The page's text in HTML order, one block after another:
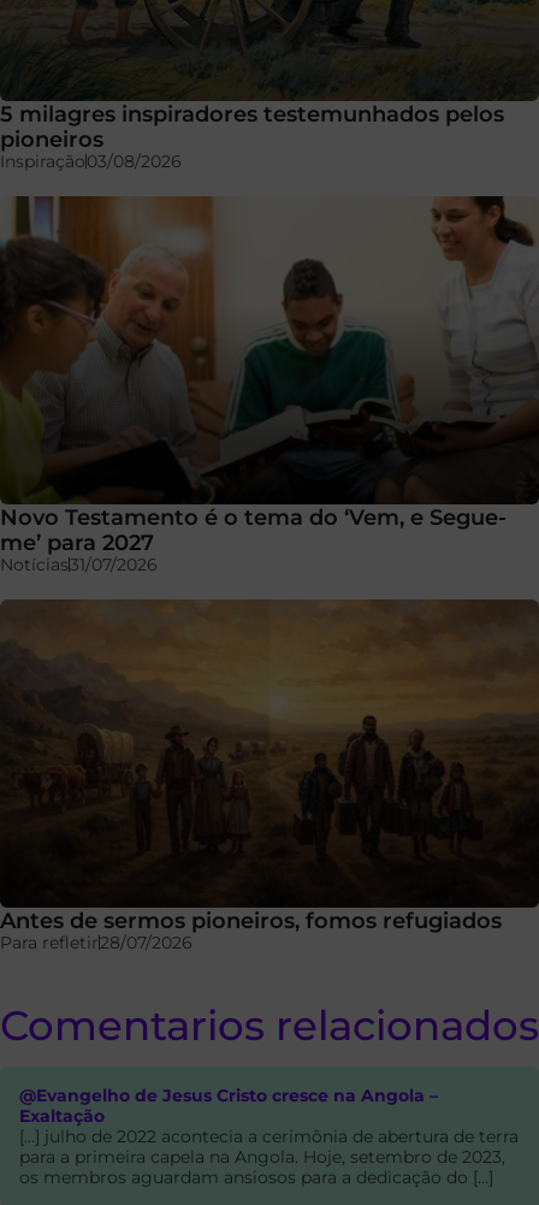
5 milagres inspiradores testemunhados pelos
pioneiros
Inspiração03/08/2026
Novo Testamento é o tema do ‘Vem, e Segue-
me’ para 2027
Notícias31/07/2026
Antes de sermos pioneiros, fomos refugiados
Para refletir28/07/2026
Comentarios relacionados
@Evangelho de Jesus Cristo cresce na Angola –
Exaltação
[…] julho de 2022 acontecia a cerimônia de abertura de terra
para a primeira capela na Angola. Hoje, setembro de 2023,
os membros aguardam ansiosos para a dedicação do […]